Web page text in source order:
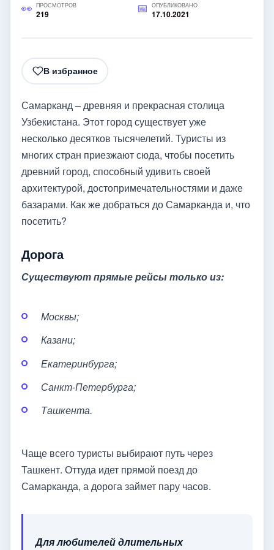
ПРОСМОТРОВ
219
ОПУБЛИКОВАНО
17.10.2021
В избранное
Самарканд – древняя и прекрасная столица
Узбекистана. Этот город существует уже
несколько десятков тысячелетий. Туристы из
многих стран приезжают сюда, чтобы посетить
древний город, способный удивить своей
архитектурой, достопримечательностями и даже
базарами. Как же добраться до Самарканда и, что
посетить?
Дорога
Существуют прямые рейсы только из:
Москвы;
Казани;
Екатеринбурга;
Санкт-Петербурга;
Ташкента.
Чаще всего туристы выбирают путь через
Ташкент. Оттуда идет прямой поезд до
Самарканда, а дорога займет пару часов.
Для любителей длительных